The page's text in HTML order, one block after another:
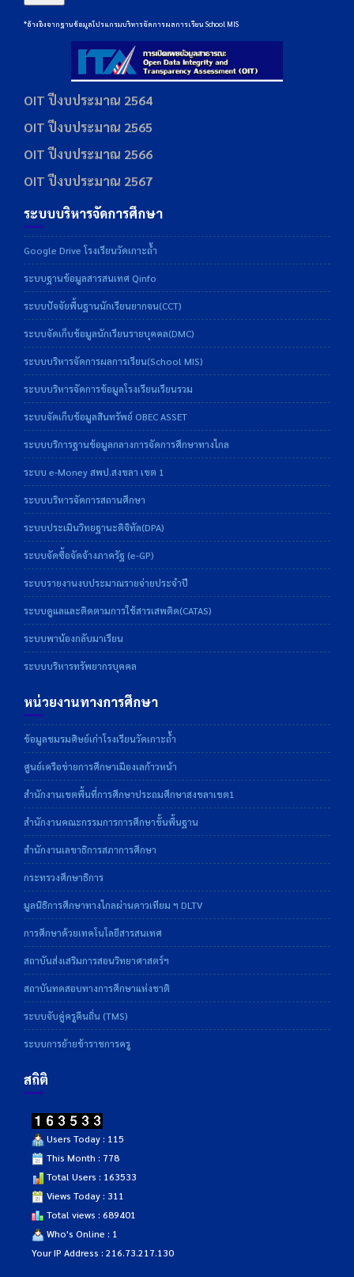
*อ้างอิงจากฐานข้อมูลโปรแกรมบริหารจัดการผลการเรียน School MIS
OIT ปีงบประมาณ 2564
OIT ปีงบประมาณ 2565
OIT ปีงบประมาณ 2566
OIT ปีงบประมาณ 2567
ระบบบริหารจัดการศึกษา
Google Drive โรงเรียนวัดเกาะถ้ำ
ระบบฐานข้อมูลสารสนเทศ Qinfo
ระบบปัจจัยพื้นฐานนักเรียนยากจน(CCT)
ระบบจัดเก็บข้อมูลนักเรียนรายบุคคล(DMC)
ระบบบริหารจัดการผลการเรียน(School MIS)
ระบบบริหารจัดการข้อมูลโรงเรียนเรียนรวม
ระบบจัดเก็บข้อมูลสินทรัพย์ OBEC ASSET
ระบบบริการฐานข้อมูลกลางการจัดการศึกษาทางไกล
ระบบ e-Money สพป.สงขลา เขต 1
ระบบบริหารจัดการสถานศึกษา
ระบบประเมินวิทยฐานะดิจิทัล(DPA)
ระบบจัดซื้อจัดจ้างภาครัฐ (e-GP)
ระบบรายงานงบประมาณรายจ่ายประจำปี
ระบบดูแลและติดตามการใช้สารเสพติด(CATAS)
ระบบพาน้องกลับมาเรียน
ระบบบริหารทรัพยากรบุคคล
หน่วยงานทางการศึกษา
ข้อมูลชมรมศิษย์เก่าโรงเรียนวัดเกาะถ้ำ
ศูนย์เครือข่ายการศึกษาเมืองเลก้าวหน้า
สำนักงานเขตพื้นที่การศึกษาประถมศึกษาสงขลาเขต1
สำนักงานคณะกรรมการการศึกษาขั้นพื้นฐาน
สำนักงานเลขาธิการสภาการศึกษา
กระทรวงศึกษาธิการ
มูลนิธิการศึกษาทางไกลผ่านดาวเทียม ฯ DLTV
การศึกษาด้วยเทคโนโลยีสารสนเทศ
สถาบันส่งเสริมการสอนวิทยาศาสตร์ฯ
สถาบันทดสอบทางการศึกษาแห่งชาติ
ระบบจับคู่ครูคืนถิ่น (TMS)
ระบบการย้ายข้าราชการครู
สถิติ
Users Today : 115
This Month : 778
Total Users : 163533
Views Today : 311
Total views : 689401
Who's Online : 1
Your IP Address : 216.73.217.130